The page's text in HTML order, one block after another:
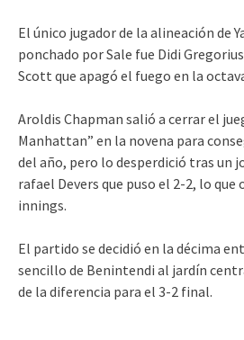
El único jugador de la alineación de
ponchado por Sale fue Didi
Scott que apagó el fuego en la
Aroldis Chapman salió a cerrar el
Manhattan” en la novena para
del año, pero lo desperdició tras un
rafael Devers que puso el 2-2, lo que
innings.
El partido se decidió en la décima
sencillo de Benintendi al jardín
de la diferencia para el 3-2 final.